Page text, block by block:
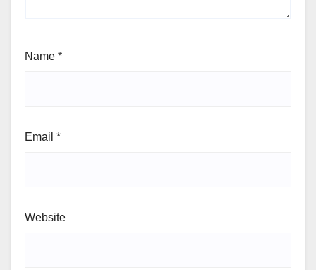
Name *
Email *
Website